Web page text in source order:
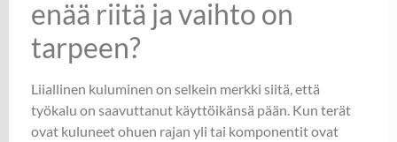
enää riitä ja vaihto on
tarpeen?
Liiallinen kuluminen on selkein merkki siitä, että
työkalu on saavuttanut käyttöikänsä pään. Kun terät
ovat kuluneet ohuen rajan yli tai komponentit ovat